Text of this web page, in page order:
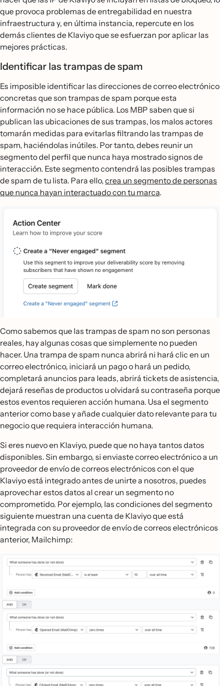
que provoca problemas de entregabilidad en nuestra
infraestructura y, en última instancia, repercute en los
demás clientes de Klaviyo que se esfuerzan por aplicar las
mejores prácticas.
Identificar las trampas de spam
Es imposible identificar las direcciones de correo electrónico
concretas que son trampas de spam porque esta
información no se hace pública. Los MBP saben que si
publican las ubicaciones de sus trampas, los malos actores
tomarán medidas para evitarlas filtrando las trampas de
spam, haciéndolas inútiles. Por tanto, debes reunir un
segmento del perfil que nunca haya mostrado signos de
interacción. Este segmento contendrá las posibles trampas
de spam de tu lista. Para ello, crea un segmento de personas
que nunca hayan interactuado con tu marca.
Como sabemos que las trampas de spam no son personas
reales, hay algunas cosas que simplemente no pueden
hacer. Una trampa de spam nunca abrirá ni hará clic en un
correo electrónico, iniciará un pago o hará un pedido,
completará anuncios para leads, abrirá tickets de asistencia,
dejará reseñas de productos u olvidará su contraseña porque
estos eventos requieren acción humana. Usa el segmento
anterior como base y añade cualquier dato relevante para tu
negocio que requiera interacción humana.
Si eres nuevo en Klaviyo, puede que no haya tantos datos
disponibles. Sin embargo, si enviaste correo electrónico a un
proveedor de envío de correos electrónicos con el que
Klaviyo está integrado antes de unirte a nosotros, puedes
aprovechar estos datos al crear un segmento no
comprometido. Por ejemplo, las condiciones del segmento
siguiente muestran una cuenta de Klaviyo que está
integrada con su proveedor de envío de correos electrónicos
anterior, Mailchimp: